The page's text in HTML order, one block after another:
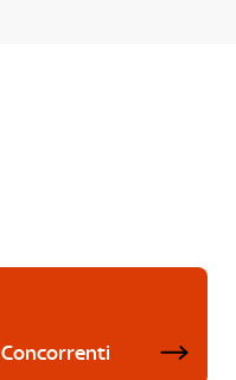
Concorrenti